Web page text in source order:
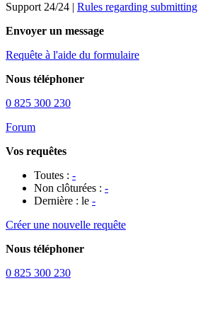
Support 24/24 | Rules regarding submitting
Envoyer un message
Requête à l'aide du formulaire
Nous téléphoner
0 825 300 230
Forum
Vos requêtes
Toutes : -
Non clôturées : -
Dernière : le -
Créer une nouvelle requête
Nous téléphoner
0 825 300 230